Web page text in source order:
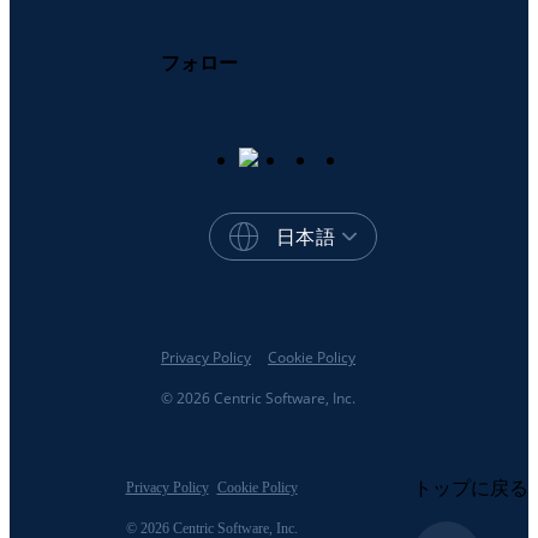
フォロー
日本語
© 2026 Centric Software, Inc.
Privacy Policy Cookie Policy
© 2026 Centric Software, Inc.
Privacy Policy Cookie Policy トップに戻る